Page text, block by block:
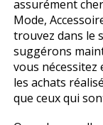
assurément
Mode,
trouvez dans le
suggérons
vous
les achats
que ceux qui